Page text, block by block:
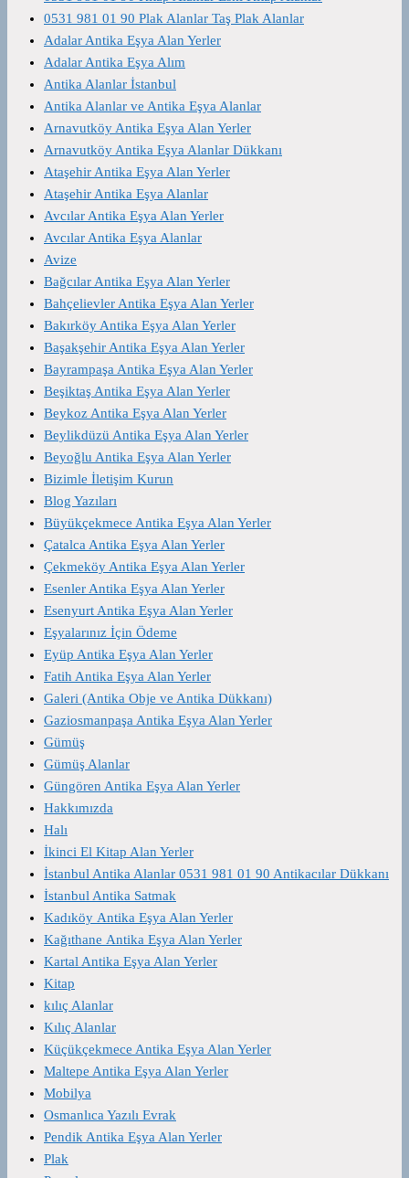
0531 981 01 90 Plak Alanlar Taş Plak Alanlar
Adalar Antika Eşya Alan Yerler
Adalar Antika Eşya Alım
Antika Alanlar İstanbul
Antika Alanlar ve Antika Eşya Alanlar
Arnavutköy Antika Eşya Alan Yerler
Arnavutköy Antika Eşya Alanlar Dükkanı
Ataşehir Antika Eşya Alan Yerler
Ataşehir Antika Eşya Alanlar
Avcılar Antika Eşya Alan Yerler
Avcılar Antika Eşya Alanlar
Avize
Bağcılar Antika Eşya Alan Yerler
Bahçelievler Antika Eşya Alan Yerler
Bakırköy Antika Eşya Alan Yerler
Başakşehir Antika Eşya Alan Yerler
Bayrampaşa Antika Eşya Alan Yerler
Beşiktaş Antika Eşya Alan Yerler
Beykoz Antika Eşya Alan Yerler
Beylikdüzü Antika Eşya Alan Yerler
Beyoğlu Antika Eşya Alan Yerler
Bizimle İletişim Kurun
Blog Yazıları
Büyükçekmece Antika Eşya Alan Yerler
Çatalca Antika Eşya Alan Yerler
Çekmeköy Antika Eşya Alan Yerler
Esenler Antika Eşya Alan Yerler
Esenyurt Antika Eşya Alan Yerler
Eşyalarınız İçin Ödeme
Eyüp Antika Eşya Alan Yerler
Fatih Antika Eşya Alan Yerler
Galeri (Antika Obje ve Antika Dükkanı)
Gaziosmanpaşa Antika Eşya Alan Yerler
Gümüş
Gümüş Alanlar
Güngören Antika Eşya Alan Yerler
Hakkımızda
Halı
İkinci El Kitap Alan Yerler
İstanbul Antika Alanlar 0531 981 01 90 Antikacılar Dükkanı
İstanbul Antika Satmak
Kadıköy Antika Eşya Alan Yerler
Kağıthane Antika Eşya Alan Yerler
Kartal Antika Eşya Alan Yerler
Kitap
kılıç Alanlar
Kılıç Alanlar
Küçükçekmece Antika Eşya Alan Yerler
Maltepe Antika Eşya Alan Yerler
Mobilya
Osmanlıca Yazılı Evrak
Pendik Antika Eşya Alan Yerler
Plak